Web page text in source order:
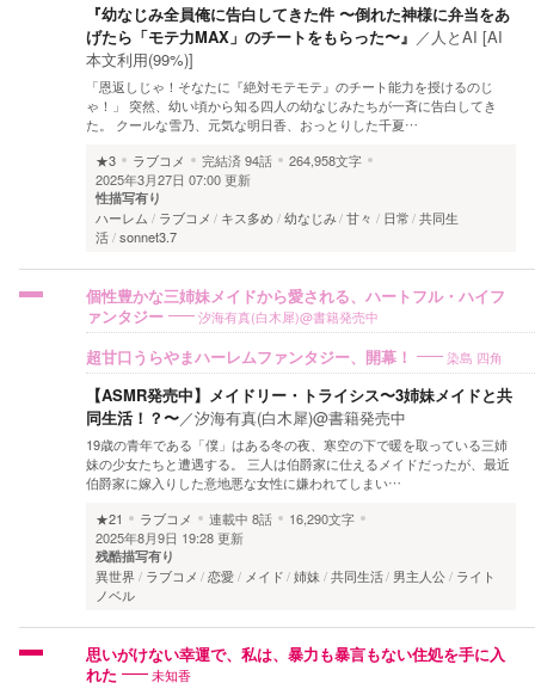
『幼なじみ全員俺に告白してきた件 〜倒れた神様に弁当をあ
げたら「モテ力MAX」のチートをもらった〜』 ／ 人とAI [AI
本文利用(99%)]
「恩返しじゃ！そなたに『絶対モテモテ』のチート能力を授けるのじ
ゃ！」 突然、幼い頃から知る四人の幼なじみたちが一斉に告白してき
た。 クールな雪乃、元気な明日香、おっとりした千夏…
★3
ラブコメ 完結済94話
264,958文字
2025年3月27日 07:00 更新
性描写有り
ハーレム ラブコメ キス多め 幼なじみ 甘々 日常 共同生
活 sonnet3.7
個性豊かな三姉妹メイドから愛される、ハートフル・ハイフ
ァンタジー
汐海有真(白木犀)@書籍発売中
超甘口うらやまハーレムファンタジー、開幕！ 染島 四角
【ASMR発売中】メイドリー・トライシス〜3姉妹メイドと共
同生活！？〜／汐海有真(白木犀)@書籍発売中
19歳の青年である「僕」はある冬の夜、寒空の下で暖を取っている三姉
妹の少女たちと遭遇する。 三人は伯爵家に仕えるメイドだったが、最近
伯爵家に嫁入りした意地悪な女性に嫌われてしまい…
★21
ラブコメ 連載中 8話
16,290文字
2025年8月9日 19:28 更新
残酷描写有り
異世界 ラブコメ 恋愛 メイド 姉妹 共同生活 男主人公
ライト
ノベル
思いがけない幸運で、私は、暴力も暴言もない住処を手に入
れた
未知香